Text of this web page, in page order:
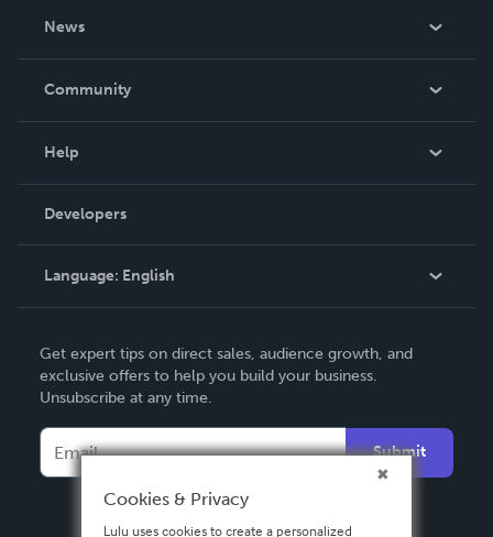
News
In The News
Community
Podcast
Help
Order Lookup
Knowledge Base
Contact Support
Developers
Language: English
Deutsch
Français
Español
Get expert tips on direct sales, audience growth, and
exclusive offers to help you build your business.
Unsubscribe at any time.
Submit
Cookies & Privacy
Lulu uses cookies to create a personalized